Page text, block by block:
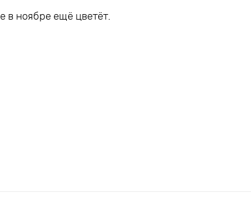
в ноябре ещё цветёт.